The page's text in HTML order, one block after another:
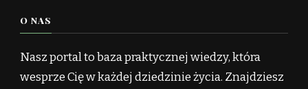
O NAS
Nasz portal to baza praktycznej wiedzy, która
wesprze Cię w każdej dziedzinie życia. Znajdziesz